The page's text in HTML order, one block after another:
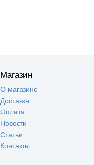
Магазин
О магазине
Доставка
Оплата
Новости
Статьи
Контакты